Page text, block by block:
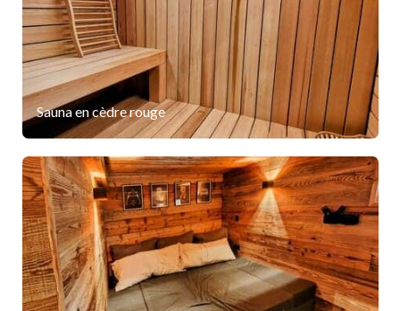
Sauna en cèdre rouge